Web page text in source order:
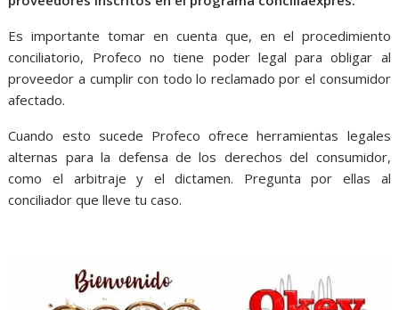
Es importante tomar en cuenta que, en el procedimiento
conciliatorio, Profeco no tiene poder legal para obligar al
proveedor a cumplir con todo lo reclamado por el consumidor
afectado.
Cuando esto sucede Profeco ofrece herramientas legales
alternas para la defensa de los derechos del consumidor,
como el arbitraje y el dictamen. Pregunta por ellas al
conciliador que lleve tu caso.